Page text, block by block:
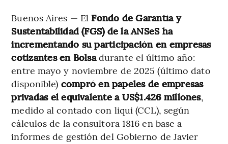
Buenos Aires — El Fondo de Garantía y
Sustentabilidad (FGS) de la ANSeS ha
incrementando su participación en empresas
cotizantes en Bolsadurante el último año:
entre mayo y noviembre de 2025 (último dato
disponible) compró en papeles de empresas
privadas el equivalente a US$1.426 millones,
medido al contado con liqui (CCL), según
cálculos de la consultora 1816 en base a
informes de gestión del Gobierno de Javier